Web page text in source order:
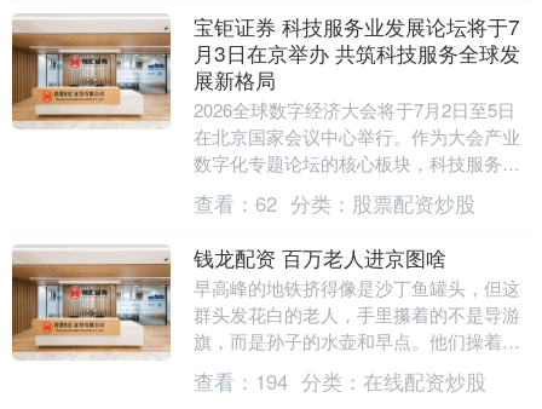
宝钜证券 科技服务业发展论坛将于7
月3日在京举办 共筑科技服务全球发
展新格局
2026全球数字经济大会将于7月2日至5日
在北京国家会议中心举行。作为大会产业
数字化专题论坛的核心板块，科技服务业
经济发展论坛将于7月3日下午在中关村展
示中心静....
查看： 62 分类： 股票配资炒股
钱龙配资 百万老人进京图啥
早高峰的地铁挤得像是沙丁鱼罐头，但这
群头发花白的老人，手里攥着的不是导游
旗，而是孙子的水壶和早点。他们操着天
南海北的口音，从四川、从东北、从湖南
千里迢迢赶到首都....
查看： 194 分类： 在线配资炒股